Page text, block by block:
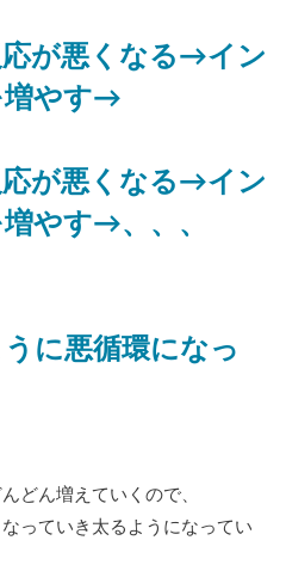
が悪くなる→イン
増やす→
が悪くなる→イン
やす→、、、
に悪循環になっ
どん増えていくので、
っていき太るようになってい